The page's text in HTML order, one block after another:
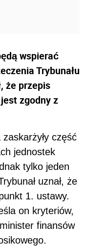
wspierać
Trybunału
że przepis
zgodny z
część
jednostek
tylko jeden
uznał, że
1. ustawy.
on kryteriów,
finansów